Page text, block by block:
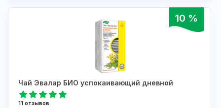
10 %
Чай Эвалар БИО успокаивающий дневной
11 отзывов